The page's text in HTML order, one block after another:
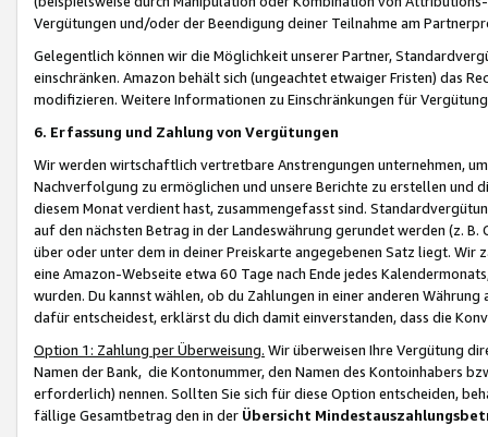
Vergütungen und/oder der Beendigung deiner Teilnahme am
Gelegentlich können wir die Möglichkeit unserer Partner,
einschränken. Amazon behält sich (ungeachtet etwaiger Fristen) das
modifizieren. Weitere Informationen zu Einschränkungen für
6. Erfassung und Zahlung von Vergütungen
Wir werden wirtschaftlich vertretbare Anstrengungen unternehmen,
Nachverfolgung zu ermöglichen und unsere Berichte zu erstellen und
diesem Monat verdient hast, zusammengefasst sind.
auf den nächsten Betrag in der Landeswährung gerundet werden (z.
über oder unter dem in deiner Preiskarte angegebenen Satz liegt.
eine Amazon-Webseite etwa 60 Tage nach Ende jedes
wurden. Du kannst wählen, ob du Zahlungen in einer anderen
dafür entscheidest, erklärst du dich damit einverstanden, dass die
Option 1: Zahlung per Überweisung. Wir überweisen Ihre Vergütung
Namen der Bank, die Kontonummer, den Namen des Kontoinhabers
erforderlich) nennen. Sollten Sie sich für diese Option entscheiden,
fällige Gesamtbetrag den in der Übersicht